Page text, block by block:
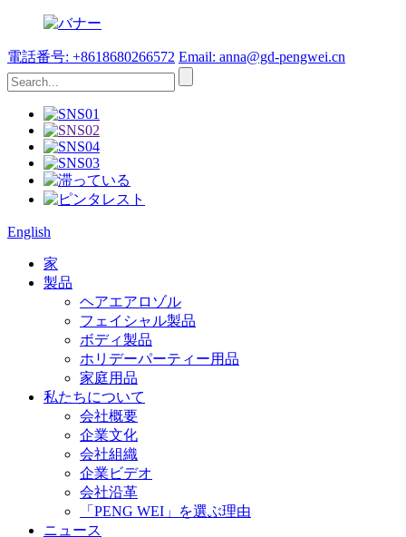
電話番号: +8618680266572 Email: anna@gd-pengwei.cn
English
家
製品
ヘアエアロゾル
フェイシャル製品
ボディ製品
ホリデーパーティー用品
家庭用品
私たちについて
会社概要
企業文化
会社組織
企業ビデオ
会社沿革
「PENG WEI」を選ぶ理由
ニュース